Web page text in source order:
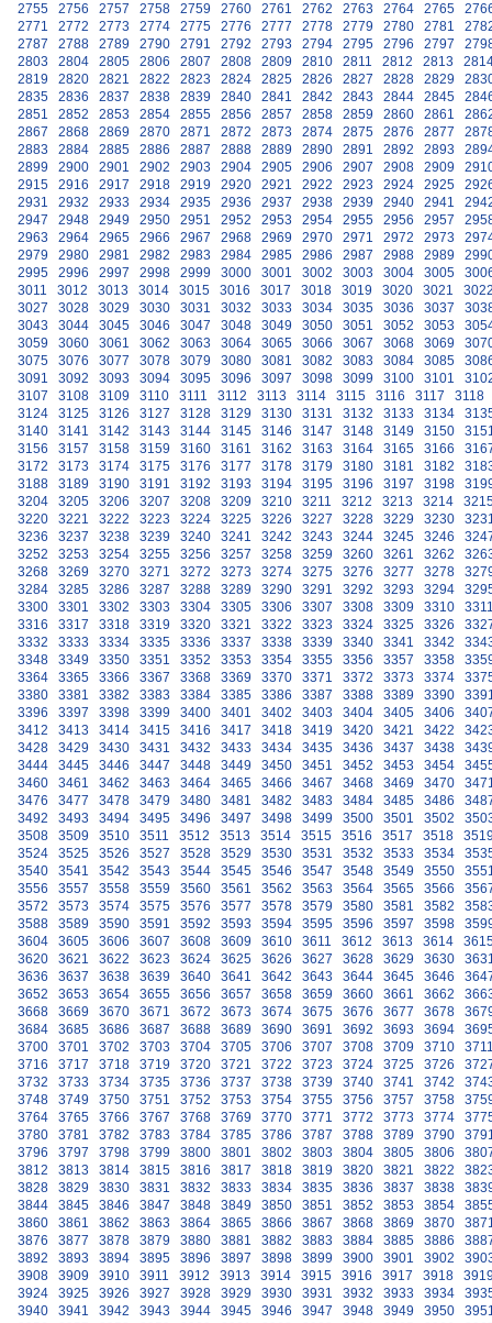
2755
2756 2757 2758 2759 2760 2761 2762 2763 2764 2765
2771
2772 2773 2774 2775 2776 2777 2778 2779 2780 2781
2787
2788 2789 2790 2791 2792 2793 2794 2795 2796 2797
2803
2804 2805 2806 2807 2808 2809 2810 2811 2812 2813
2819
2820 2821 2822 2823 2824 2825 2826 2827 2828 2829
2835
2836 2837 2838 2839 2840 2841 2842 2843 2844 2845
2851
2852 2853 2854 2855 2856 2857 2858 2859 2860 2861
2867
2868 2869 2870 2871 2872 2873 2874 2875 2876 2877
2883
2884 2885 2886 2887 2888 2889 2890 2891 2892 2893
2899
2900 2901 2902 2903 2904 2905 2906 2907 2908 2909
2915
2916 2917 2918 2919 2920 2921 2922 2923 2924 2925
2931
2932 2933 2934 2935 2936 2937 2938 2939 2940 2941
2947
2948 2949 2950 2951 2952 2953 2954 2955 2956 2957
2963
2964 2965 2966 2967 2968 2969 2970 2971 2972 2973
2979
2980 2981 2982 2983 2984 2985 2986 2987 2988 2989
2995
2996 2997 2998 2999 3000 3001 3002 3003 3004 3005
3011
3012 3013 3014 3015 3016 3017 3018 3019 3020 3021
3027
3028 3029 3030 3031 3032 3033 3034 3035 3036 3037
3043
3044 3045 3046 3047 3048 3049 3050 3051 3052 3053
3059
3060 3061 3062 3063 3064 3065 3066 3067 3068 3069
3075
3076 3077 3078 3079 3080 3081 3082 3083 3084 3085
3091
3092 3093 3094 3095 3096 3097 3098 3099 3100 3101
3107
3108 3109 3110 3111 3112 3113 3114 3115 3116 3117
3118
3124
3125 3126 3127 3128 3129 3130 3131 3132 3133 3134
3140
3141 3142 3143 3144 3145 3146 3147 3148 3149 3150
3156
3157 3158 3159 3160 3161 3162 3163 3164 3165 3166
3172
3173 3174 3175 3176 3177 3178 3179 3180 3181 3182
3188
3189 3190 3191 3192 3193 3194 3195 3196 3197 3198
3204
3205 3206 3207 3208 3209 3210 3211 3212 3213 3214
3220
3221 3222 3223 3224 3225 3226 3227 3228 3229 3230
3236
3237 3238 3239 3240 3241 3242 3243 3244 3245 3246
3252
3253 3254 3255 3256 3257 3258 3259 3260 3261 3262
3268
3269 3270 3271 3272 3273 3274 3275 3276 3277 3278
3284
3285 3286 3287 3288 3289 3290 3291 3292 3293 3294
3300
3301 3302 3303 3304 3305 3306 3307 3308 3309 3310
3316
3317 3318 3319 3320 3321 3322 3323 3324 3325 3326
3332
3333 3334 3335 3336 3337 3338 3339 3340 3341 3342
3348
3349 3350 3351 3352 3353 3354 3355 3356 3357 3358
3364
3365 3366 3367 3368 3369 3370 3371 3372 3373 3374
3380
3381 3382 3383 3384 3385 3386 3387 3388 3389 3390
3396
3397 3398 3399 3400 3401 3402 3403 3404 3405 3406
3412
3413 3414 3415 3416 3417 3418 3419 3420 3421 3422
3428
3429 3430 3431 3432 3433 3434 3435 3436 3437 3438
3444
3445 3446 3447 3448 3449 3450 3451 3452 3453 3454
3460
3461 3462 3463 3464 3465 3466 3467 3468 3469 3470
3476
3477 3478 3479 3480 3481 3482 3483 3484 3485 3486
3492
3493 3494 3495 3496 3497 3498 3499 3500 3501 3502
3508
3509 3510 3511 3512 3513 3514 3515 3516 3517 3518
3524
3525 3526 3527 3528 3529 3530 3531 3532 3533 3534
3540
3541 3542 3543 3544 3545 3546 3547 3548 3549 3550
3556
3557 3558 3559 3560 3561 3562 3563 3564 3565 3566
3572
3573 3574 3575 3576 3577 3578 3579 3580 3581 3582
3588
3589 3590 3591 3592 3593 3594 3595 3596 3597 3598
3604
3605 3606 3607 3608 3609 3610 3611 3612 3613 3614
3620
3621 3622 3623 3624 3625 3626 3627 3628 3629 3630
3636
3637 3638 3639 3640 3641 3642 3643 3644 3645 3646
3652
3653 3654 3655 3656 3657 3658 3659 3660 3661 3662
3668
3669 3670 3671 3672 3673 3674 3675 3676 3677 3678
3684
3685 3686 3687 3688 3689 3690 3691 3692 3693 3694
3700
3701 3702 3703 3704 3705 3706 3707 3708 3709 3710
3716
3717 3718 3719 3720 3721 3722 3723 3724 3725 3726
3732
3733 3734 3735 3736 3737 3738 3739 3740 3741 3742
3748
3749 3750 3751 3752 3753 3754 3755 3756 3757 3758
3764
3765 3766 3767 3768 3769 3770 3771 3772 3773 3774
3780
3781 3782 3783 3784 3785 3786 3787 3788 3789 3790
3796
3797 3798 3799 3800 3801 3802 3803 3804 3805 3806
3812
3813 3814 3815 3816 3817 3818 3819 3820 3821 3822
3828
3829 3830 3831 3832 3833 3834 3835 3836 3837 3838
3844
3845 3846 3847 3848 3849 3850 3851 3852 3853 3854
3860
3861 3862 3863 3864 3865 3866 3867 3868 3869 3870
3876
3877 3878 3879 3880 3881 3882 3883 3884 3885 3886
3892
3893 3894 3895 3896 3897 3898 3899 3900 3901 3902
3908
3909 3910 3911 3912 3913 3914 3915 3916 3917 3918
3924
3925 3926 3927 3928 3929 3930 3931 3932 3933 3934
3940
3941 3942 3943 3944 3945 3946 3947 3948 3949 3950